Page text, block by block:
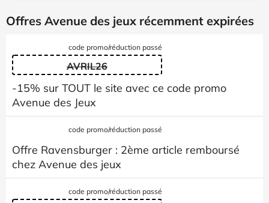
Offres Avenue des jeux récemment expirées
code promo/réduction passé
AVRIL26
-15% sur TOUT le site avec ce code promo
Avenue des Jeux
code promo/réduction passé
Offre Ravensburger : 2ème article remboursé
chez Avenue des jeux
code promo/réduction passé